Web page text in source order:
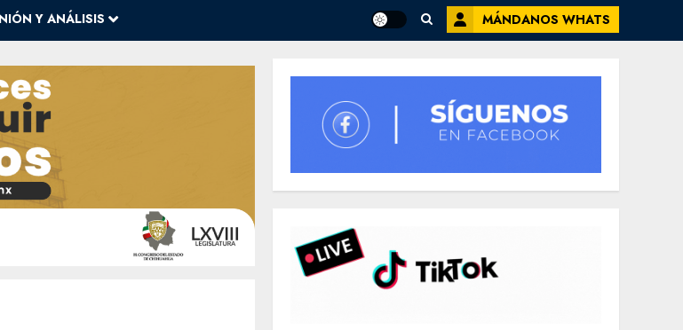
Y ANÁLISIS MÁNDANOS WHATS